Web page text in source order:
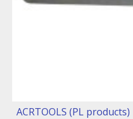
ACRTOOLS (PL products)